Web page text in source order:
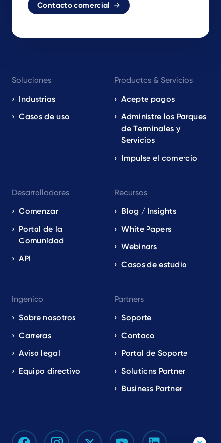
Contacto comercial
navigation
EN
Soluciones
Industrias
Casos de uso
Productos & Servicios
Acepte pagos
Administre los Parques
de Terminales y
Servicios
Impulse el comercio
Desarrolladores
Comenzar
Portal de la
Comunidad
API
Recursos
Blog / Insights
White Papers
Webinars
Casos de estudio
Ingenico
Sobre nosotros
Carreras
Aviso legal
Equipo directivo
Partners
Soporte
Contaco
Portal de Soporte
Solutions Partner
Business Partner